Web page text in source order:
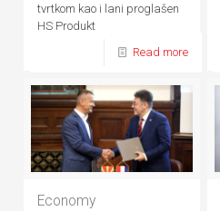
tvrtkom kao i lani proglašen
HS Produkt
Read more
Economy